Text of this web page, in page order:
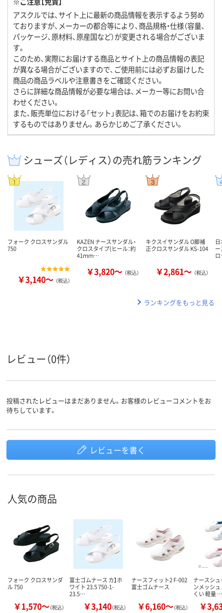
アスクルでは、サイト上に最新の商品情報を表示するよう努め
ておりますが、メーカーの都合等により、商品規格・仕様（容量、
パッケージ、原材料、原産国など）が変更される場合がございま
す。
このため、実際にお届けする商品とサイト上の商品情報の表記
が異なる場合がございますので、ご使用前には必ずお届けした
商品の商品ラベルや注意書きをご確認ください。
さらに詳細な商品情報が必要な場合は、メーカー等にお問い合
わせください。
また、販売単位における「セット」表記は、箱でのお届けをお約束
するものではありません。あらかじめご了承ください。
シューズ（レディス）の売れ筋ランキング
フォーク クロスサンダル
750
￥3,140～ （税込）
KAZEN ナースサンダル・
クロスタイプ(ヒール：約
41ｍｍ…
￥3,820～ （税込）
キクスイサンダル O脚補
正クロスサンダル KS-104
￥2,861～ （税込）
ランキングをもっと見る
レビュー（0件）
投稿されたレビューはまだありません。お客様のレビューコメントをお
待ちしています。
レビューを書く
人気の商品
フォーク クロスサンダ
ル 750
￥1,570～（税込）
富士ゴムナース カ】ホ
ワイト 23.5 750-1-
23.5…
￥3,140（税込）
ナースフィット2 F-002
富士ゴムナース
￥6,160～（税込）
ナースシ
ンメッシ
くい 軽量 …
￥